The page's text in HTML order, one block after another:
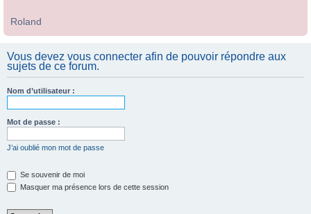
Roland
Vous devez vous connecter afin de pouvoir répondre aux
sujets de ce forum.
Nom d’utilisateur :
Mot de passe :
J’ai oublié mon mot de passe
Se souvenir de moi
Masquer ma présence lors de cette session